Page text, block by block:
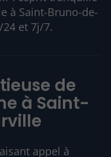
à Saint-Bruno-de-
et 7j/7.
de
à Saint-
appel à